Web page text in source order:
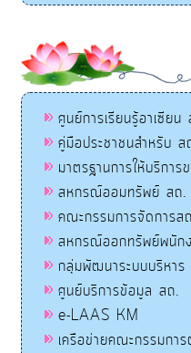
ศูนย์การเรียนรู้อาเซียน
คู่มือประชาชนสำหรับ ส
มาตรฐานการให้บริการ
สหกรณ์ออมทรัพย์ สถ.
คณะกรรมการจัดการส
สหกรณ์ออกทรัพย์พนักง
กลุ่มพัฒนาระบบบริหาร
ศูนย์บริการข้อมูล สถ.
e-LAAS KM
เครือข่ายคณะกรรมกา